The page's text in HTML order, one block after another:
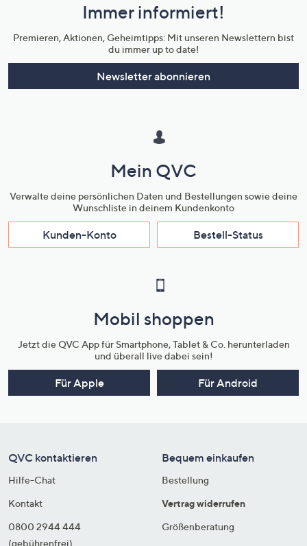
Unternehmensinformationen
Immer informiert!
Premieren, Aktionen, Geheimtipps: Mit unseren Newslettern bist
du immer up to date!
Newsletter abonnieren
Mein QVC
Verwalte deine persönlichen Daten und Bestellungen sowie deine
Wunschliste in deinem Kundenkonto
Kunden-Konto Bestell-Status
Mobil shoppen
Jetzt die QVC App für Smartphone, Tablet & Co. herunterladen
und überall live dabei sein!
Für Apple Für Android
QVC kontaktieren
Hilfe-Chat
Kontakt
0800 2944 444
(gebührenfrei)
Bequem einkaufen
Bestellung
Vertrag widerrufen
Größenberatung